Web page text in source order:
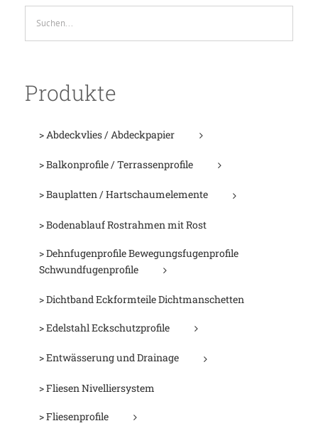
Produkte
> Abdeckvlies / Abdeckpapier
> Balkonprofile / Terrassenprofile
> Bauplatten / Hartschaumelemente
> Bodenablauf Rostrahmen mit Rost
> Dehnfugenprofile Bewegungsfugenprofile
Schwundfugenprofile
> Dichtband Eckformteile Dichtmanschetten
> Edelstahl Eckschutzprofile
> Entwässerung und Drainage
> Fliesen Nivelliersystem
> Fliesenprofile